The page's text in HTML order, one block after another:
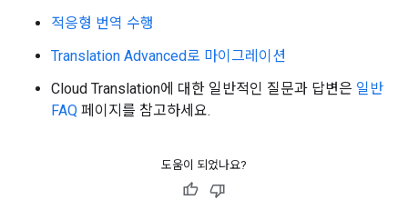
적응형 번역 수행
Translation Advanced로 마이그레이션
Cloud Translation에 대한 일반적인 질문과 답변은 일반
FAQ 페이지를 참고하세요.
도움이 되었나요?